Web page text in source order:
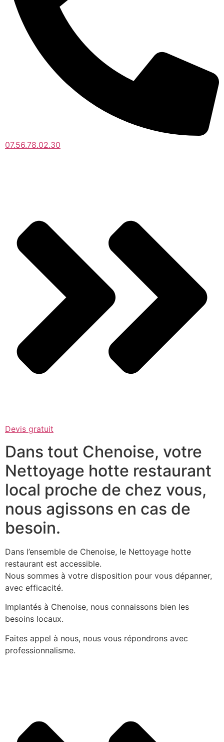
07.56.78.02.30
Devis gratuit
Dans tout Chenoise, votre
Nettoyage hotte restaurant
local proche de chez vous,
nous agissons en cas de
besoin.
Dans l’ensemble de Chenoise, le Nettoyage hotte
restaurant est accessible.
Nous sommes à votre disposition pour vous dépanner,
avec efficacité.
Implantés à Chenoise, nous connaissons bien les
besoins locaux.
Faites appel à nous, nous vous répondrons avec
professionnalisme.